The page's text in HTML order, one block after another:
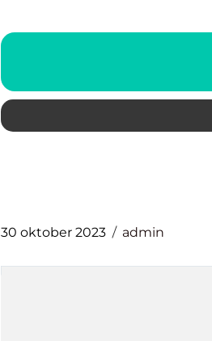
30 oktober 2023 admin